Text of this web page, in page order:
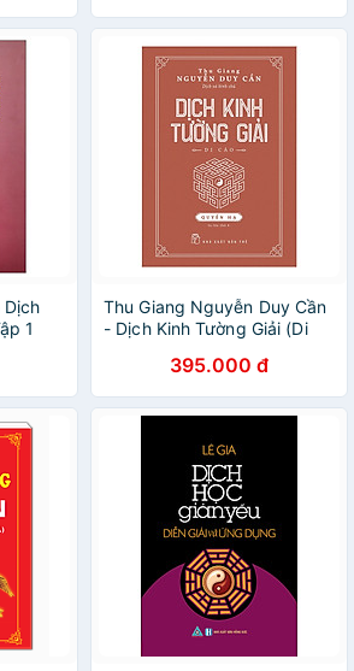
Dịch
1
Thu Giang Nguyễn Duy Cần
- Dịch Kinh Tường Giải (Di
395.000 đ